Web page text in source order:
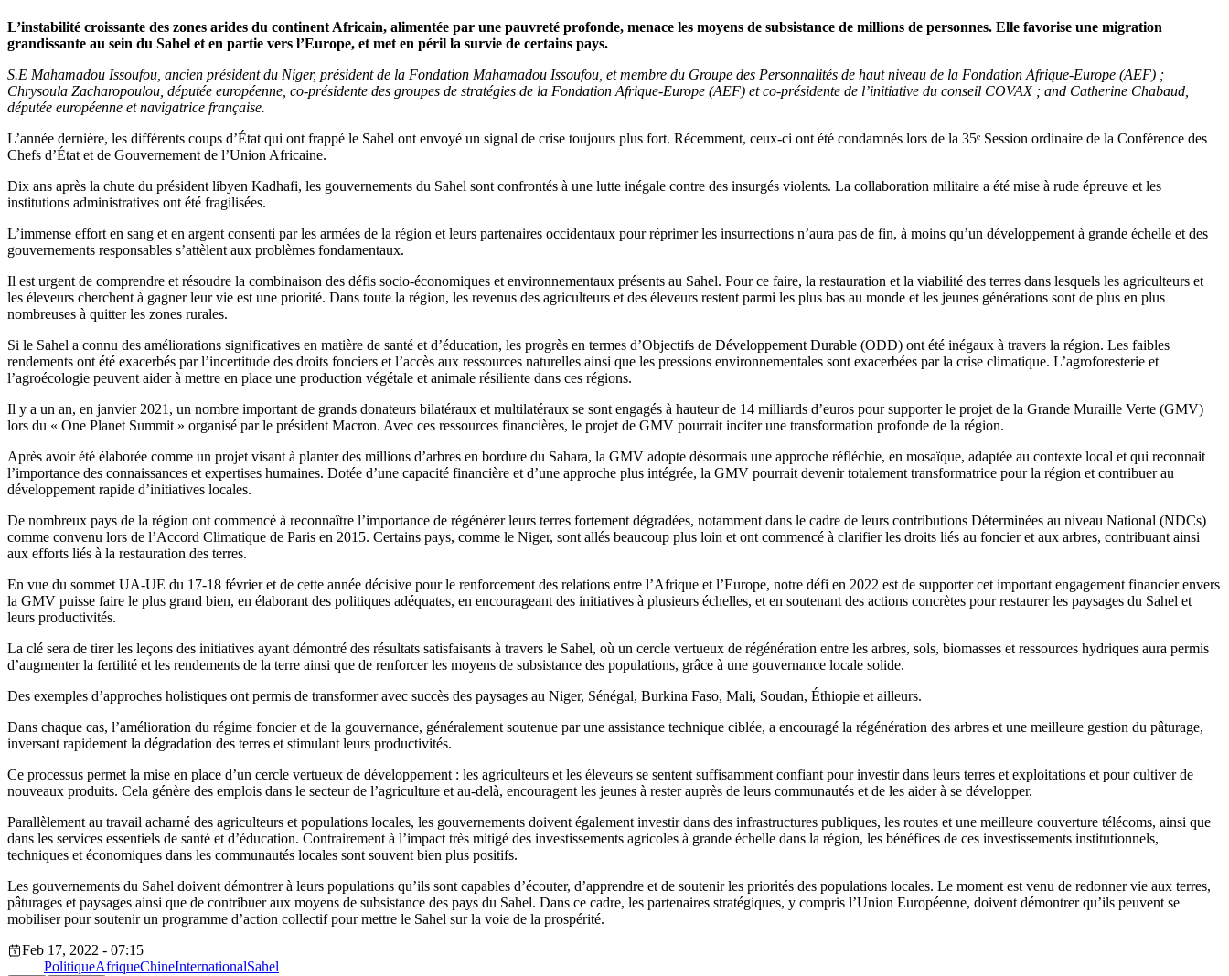
L’instabilité croissante des zones arides du continent Africain, alimentée par une pauvreté profonde, menace les moyens de subsistance de millions de personnes. Elle favorise une migration
grandissante au sein du Sahel et en partie vers l’Europe, et met en péril la survie de certains pays.
S.E Mahamadou Issoufou, ancien président du Niger, président de la Fondation Mahamadou Issoufou, et membre du Groupe des Personnalités de haut niveau de la Fondation Afrique-Europe (AEF) ;
Chrysoula Zacharopoulou, députée européenne, co-présidente des groupes de stratégies de la Fondation Afrique-Europe (AEF) et co-présidente de l’initiative du conseil COVAX ; and Catherine Chabaud,
députée européenne et navigatrice française.
L’année dernière, les différents coups d’État qui ont frappé le Sahel ont envoyé un signal de crise toujours plus fort. Récemment, ceux-ci ont été condamnés lors de la 35ᵉ Session ordinaire de la Conférence des
Chefs d’État et de Gouvernement de l’Union Africaine.
Dix ans après la chute du président libyen Kadhafi, les gouvernements du Sahel sont confrontés à une lutte inégale contre des insurgés violents. La collaboration militaire a été mise à rude épreuve et les
institutions administratives ont été fragilisées.
L’immense effort en sang et en argent consenti par les armées de la région et leurs partenaires occidentaux pour réprimer les insurrections n’aura pas de fin, à moins qu’un développement à grande échelle et des
gouvernements responsables s’attèlent aux problèmes fondamentaux.
Il est urgent de comprendre et résoudre la combinaison des défis socio-économiques et environnementaux présents au Sahel. Pour ce faire, la restauration et la viabilité des terres dans lesquels les agriculteurs et
les éleveurs cherchent à gagner leur vie est une priorité. Dans toute la région, les revenus des agriculteurs et des éleveurs restent parmi les plus bas au monde et les jeunes générations sont de plus en plus
nombreuses à quitter les zones rurales.
Si le Sahel a connu des améliorations significatives en matière de santé et d’éducation, les progrès en termes d’Objectifs de Développement Durable (ODD) ont été inégaux à travers la région. Les faibles
rendements ont été exacerbés par l’incertitude des droits fonciers et l’accès aux ressources naturelles ainsi que les pressions environnementales sont exacerbées par la crise climatique. L’agroforesterie et
l’agroécologie peuvent aider à mettre en place une production végétale et animale résiliente dans ces régions.
Il y a un an, en janvier 2021, un nombre important de grands donateurs bilatéraux et multilatéraux se sont engagés à hauteur de 14 milliards d’euros pour supporter le projet de la Grande Muraille Verte (GMV)
lors du « One Planet Summit » organisé par le président Macron. Avec ces ressources financières, le projet de GMV pourrait inciter une transformation profonde de la région.
Après avoir été élaborée comme un projet visant à planter des millions d’arbres en bordure du Sahara, la GMV adopte désormais une approche réfléchie, en mosaïque, adaptée au contexte local et qui reconnait
l’importance des connaissances et expertises humaines. Dotée d’une capacité financière et d’une approche plus intégrée, la GMV pourrait devenir totalement transformatrice pour la région et contribuer au
développement rapide d’initiatives locales.
De nombreux pays de la région ont commencé à reconnaître l’importance de régénérer leurs terres fortement dégradées, notamment dans le cadre de leurs contributions Déterminées au niveau National (NDCs)
comme convenu lors de l’Accord Climatique de Paris en 2015. Certains pays, comme le Niger, sont allés beaucoup plus loin et ont commencé à clarifier les droits liés au foncier et aux arbres, contribuant ainsi
aux efforts liés à la restauration des terres.
En vue du sommet UA-UE du 17-18 février et de cette année décisive pour le renforcement des relations entre l’Afrique et l’Europe, notre défi en 2022 est de supporter cet important engagement financier envers
la GMV puisse faire le plus grand bien, en élaborant des politiques adéquates, en encourageant des initiatives à plusieurs échelles, et en soutenant des actions concrètes pour restaurer les paysages du Sahel et
leurs productivités.
La clé sera de tirer les leçons des initiatives ayant démontré des résultats satisfaisants à travers le Sahel, où un cercle vertueux de régénération entre les arbres, sols, biomasses et ressources hydriques aura permis
d’augmenter la fertilité et les rendements de la terre ainsi que de renforcer les moyens de subsistance des populations, grâce à une gouvernance locale solide.
Des exemples d’approches holistiques ont permis de transformer avec succès des paysages au Niger, Sénégal, Burkina Faso, Mali, Soudan, Éthiopie et ailleurs.
Dans chaque cas, l’amélioration du régime foncier et de la gouvernance, généralement soutenue par une assistance technique ciblée, a encouragé la régénération des arbres et une meilleure gestion du pâturage,
inversant rapidement la dégradation des terres et stimulant leurs productivités.
Ce processus permet la mise en place d’un cercle vertueux de développement : les agriculteurs et les éleveurs se sentent suffisamment confiant pour investir dans leurs terres et exploitations et pour cultiver de
nouveaux produits. Cela génère des emplois dans le secteur de l’agriculture et au-delà, encouragent les jeunes à rester auprès de leurs communautés et de les aider à se développer.
Parallèlement au travail acharné des agriculteurs et populations locales, les gouvernements doivent également investir dans des infrastructures publiques, les routes et une meilleure couverture télécoms, ainsi que
dans les services essentiels de santé et d’éducation. Contrairement à l’impact très mitigé des investissements agricoles à grande échelle dans la région, les bénéfices de ces investissements institutionnels,
techniques et économiques dans les communautés locales sont souvent bien plus positifs.
Les gouvernements du Sahel doivent démontrer à leurs populations qu’ils sont capables d’écouter, d’apprendre et de soutenir les priorités des populations locales. Le moment est venu de redonner vie aux terres,
pâturages et paysages ainsi que de contribuer aux moyens de subsistance des pays du Sahel. Dans ce cadre, les partenaires stratégiques, y compris l’Union Européenne, doivent démontrer qu’ils peuvent se
mobiliser pour soutenir un programme d’action collectif pour mettre le Sahel sur la voie de la prospérité.
Feb 17, 2022 - 07:15
PolitiqueAfriqueChineInternationalSahel